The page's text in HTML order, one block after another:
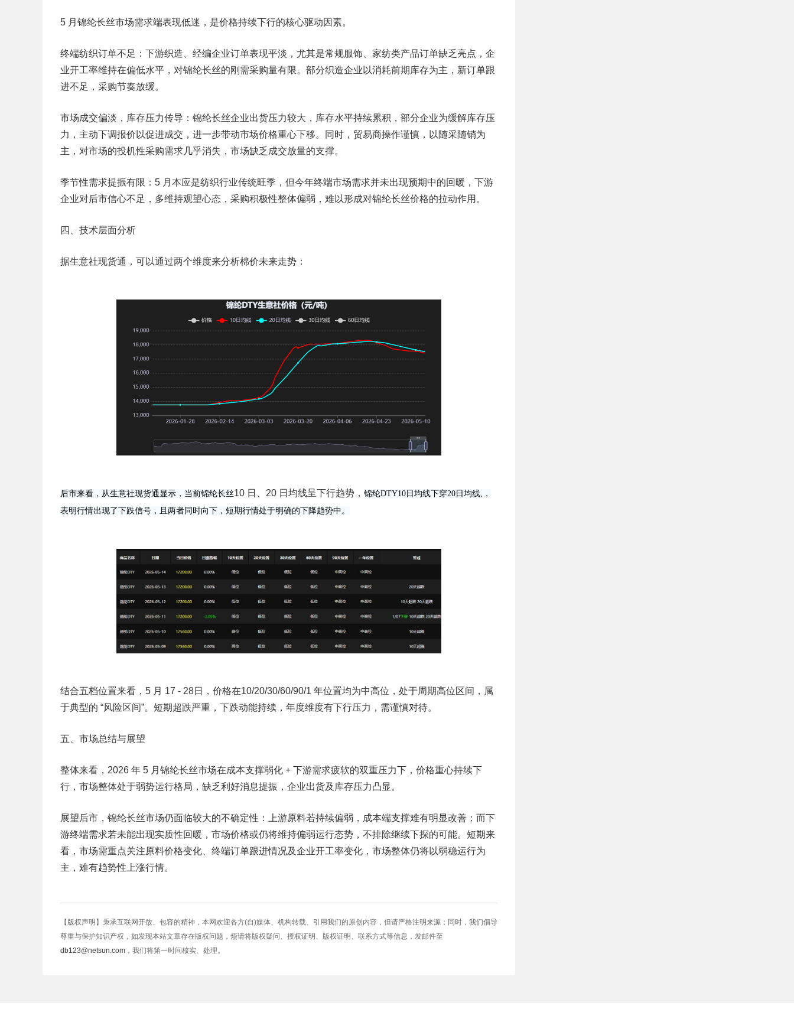
5 月锦纶长丝市场需求端表现低迷，是价格持续下行的核心驱动因素。
终端纺织订单不足：下游织造、经编企业订单表现平淡，尤其是常规服饰、家纺类产品订单缺乏亮点，企
业开工率维持在偏低水平，对锦纶长丝的刚需采购量有限。部分织造企业以消耗前期库存为主，新订单跟
进不足，采购节奏放缓。
市场成交偏淡，库存压力传导：锦纶长丝企业出货压力较大，库存水平持续累积，部分企业为缓解库存压
力，主动下调报价以促进成交，进一步带动市场价格重心下移。同时，贸易商操作谨慎，以随采随销为
主，对市场的投机性采购需求几乎消失，市场缺乏成交放量的支撑。
季节性需求提振有限：5 月本应是纺织行业传统旺季，但今年终端市场需求并未出现预期中的回暖，下游
企业对后市信心不足，多维持观望心态，采购积极性整体偏弱，难以形成对锦纶长丝价格的拉动作用。
四、技术层面分析
据生意社现货通，可以通过两个维度来分析棉价未来走势：
后市来看，从生意社现货通显示，当前锦纶长丝10 日、20 日均线呈下行趋势， 锦纶DTY10日均线下穿20日均线,，
表明行情出现了下跌信号，且两者同时向下，短期行情处于明确的下降趋势中。
结合五档位置来看，5 月 17 - 28日，价格在10/20/30/60/90/1 年位置均为中高位，处于周期高位区间，属
于典型的 “风险区间”。短期超跌严重，下跌动能持续，年度维度有下行压力，需谨慎对待。
五、市场总结与展望
整体来看，2026 年 5 月锦纶长丝市场在成本支撑弱化 + 下游需求疲软的双重压力下，价格重心持续下
行，市场整体处于弱势运行格局，缺乏利好消息提振，企业出货及库存压力凸显。
展望后市，锦纶长丝市场仍面临较大的不确定性：上游原料若持续偏弱，成本端支撑难有明显改善；而下
游终端需求若未能出现实质性回暖，市场价格或仍将维持偏弱运行态势，不排除继续下探的可能。短期来
看，市场需重点关注原料价格变化、终端订单跟进情况及企业开工率变化，市场整体仍将以弱稳运行为
主，难有趋势性上涨行情。
【版权声明】秉承互联网开放、包容的精神，本网欢迎各方(自)媒体、机构转载、引用我们的原创内容，但请严格注明来源；同时，我们倡导
尊重与保护知识产权，如发现本站文章存在版权问题，烦请将版权疑问、授权证明、版权证明、联系方式等信息，发邮件至
db123@netsun.com ，我们将第一时间核实、处理。